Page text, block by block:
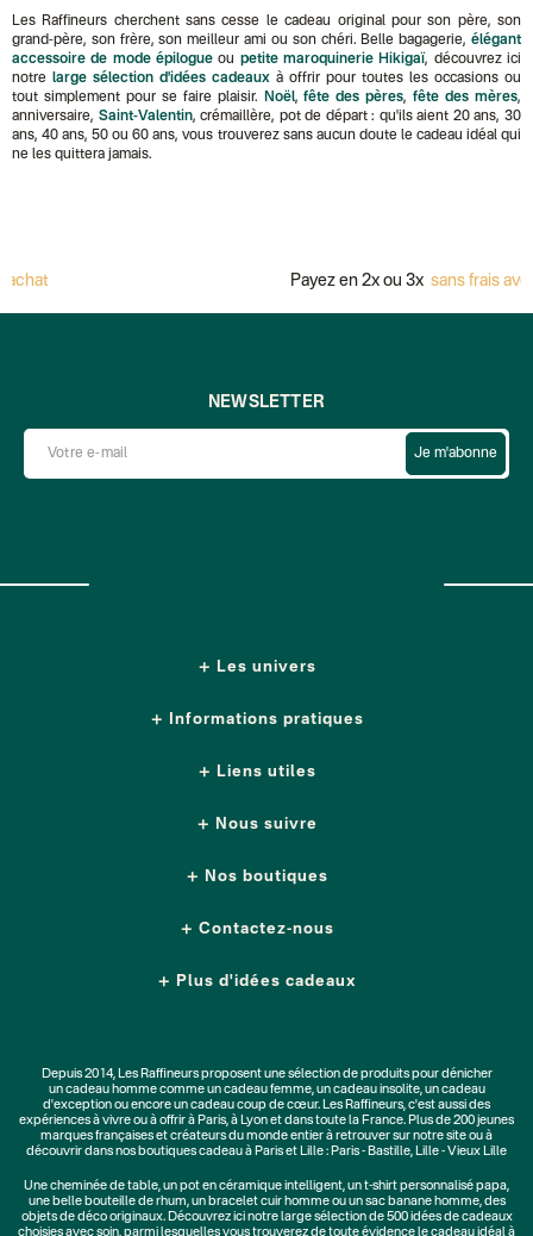
Les Raffineurs cherchent sans cesse le cadeau original pour son père, son
grand-père, son frère, son meilleur ami ou son chéri. Belle bagagerie, élégant
accessoire de mode épilogue ou petite maroquinerie Hikigaï, découvrez ici
notre large sélection d'idées cadeaux à offrir pour toutes les occasions ou
tout simplement pour se faire plaisir.
Noël,fête des pères,fête des mères,
anniversaire, Saint-Valentin, crémaillère, pot de départ : qu'ils aient 20 ans, 30
ans, 40 ans, 50 ou 60 ans, vous trouverez sans aucun doute le cadeau idéal qui
ne les quittera jamais.
Payez en 2x ou 3x sans frais avec
Les univers
Informations pratiques
Liens utiles
NEWSLETTER
Je m'abonne
Nous suivre
Nos boutiques
Contactez-nous
Plus d'idées cadeaux
Depuis 2014, Les Raffineurs proposent une sélection de produits pour dénicher
uncadeau hommecomme un cadeau femme, uncadeau insolite, uncadeau
d'exceptionou encore un cadeau coup de cœur. Les Raffineurs, c'est aussi des
expériences à vivreou à offrir à Paris, à Lyon et dans toute la France. Plus de200 jeunes
marquesfrançaises et créateurs du monde entier à retrouver sur notre site ou à
découvrir dans nos boutiques cadeau à Paris et Lille : Paris - Bastille, Lille - Vieux Lille
Unecheminée de table, unpot en céramique intelligent, unt-shirt personnalisé papa,
une belle bouteille de rhum, un bracelet cuir hommeou unsac banane homme, des
objets de déco originaux. Découvrez ici notre large sélection de500 idées de cadeaux
choisies avec soin, parmi lesquelles vous trouverez de toute évidence le cadeau idéal à